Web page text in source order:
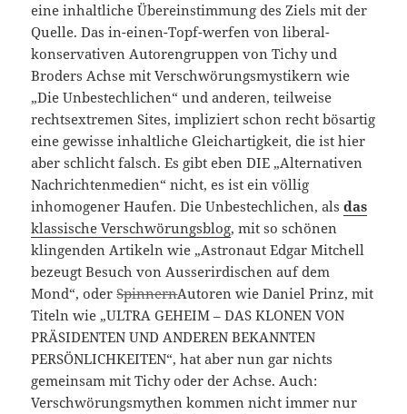
eine inhaltliche Übereinstimmung des Ziels mit der
Quelle. Das in-einen-Topf-werfen von liberal-
konservativen Autorengruppen von Tichy und
Broders Achse mit Verschwörungsmystikern wie
„Die Unbestechlichen“ und anderen, teilweise
rechtsextremen Sites, impliziert schon recht bösartig
eine gewisse inhaltliche Gleichartigkeit, die ist hier
aber schlicht falsch. Es gibt eben DIE „Alternativen
Nachrichtenmedien“ nicht, es ist ein völlig
inhomogener Haufen. Die Unbestechlichen, alsdas
klassische Verschwörungsblog, mit so schönen
klingenden Artikeln wie „Astronaut Edgar Mitchell
bezeugt Besuch von Ausserirdischen auf dem
Mond“, oderSpinnernAutoren wie Daniel Prinz, mit
Titeln wie „ULTRA GEHEIM – DAS KLONEN VON
PRÄSIDENTEN UND ANDEREN BEKANNTEN
PERSÖNLICHKEITEN“, hat aber nun gar nichts
gemeinsam mit Tichy oder der Achse. Auch:
Verschwörungsmythen kommen nicht immer nur